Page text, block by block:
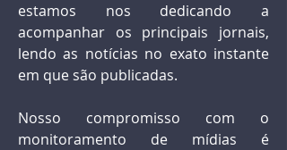
estamos nos dedicando a
acompanhar os principais jornais,
lendo as notícias no exato instante
em que são publicadas.
Nosso compromisso com o
monitoramento de mídias é